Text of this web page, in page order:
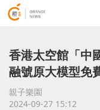
香港太空館「中
融號原大模型免
親子樂園
2024-09-27 15:12